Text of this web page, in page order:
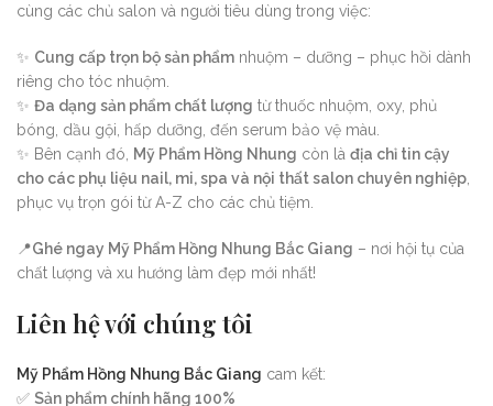
cùng các chủ salon và người tiêu dùng trong việc:
✨ Cung cấp trọn bộ sản phẩm nhuộm – dưỡng – phục hồi dành
riêng cho tóc nhuộm.
✨ Đa dạng sản phẩm chất lượng từ thuốc nhuộm, oxy, phủ
bóng, dầu gội, hấp dưỡng, đến serum bảo vệ màu.
✨ Bên cạnh đó,
Mỹ Phẩm Hồng Nhung còn là địa chỉ tin cậy
cho các phụ liệu nail, mi, spa và nội thất salon chuyên nghiệp
phục vụ trọn gói từ A-Z cho các chủ tiệm.
📍Ghé ngay Mỹ Phẩm Hồng Nhung Bắc Giang – nơi hội tụ của
chất lượng và xu hướng làm đẹp mới nhất!
Liên hệ với chúng tôi
Mỹ Phẩm Hồng Nhung Bắc Giang cam kết:
✅ Sản phẩm chính hãng 100%